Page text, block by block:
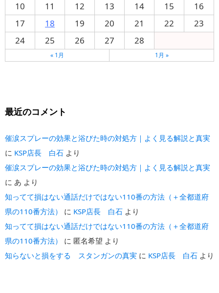
10
11 12 13 14 15
16
17
18 19 20 21 22
23
24
25 26 27 28
« 1月 1月 »
最近のコメント
催涙スプレーの効果と浴びた時の対処方｜よく見る解説と真実
に KSP店長 白石 より
催涙スプレーの効果と浴びた時の対処方｜よく見る解説と真実
に あ より
知ってて損はない通話だけではない110番の方法（＋全都道府
県の110番方法）
に KSP店長 白石 より
知ってて損はない通話だけではない110番の方法（＋全都道府
県の110番方法）
に 匿名希望 より
知らないと損をする スタンガンの真実 に KSP店長 白石 より